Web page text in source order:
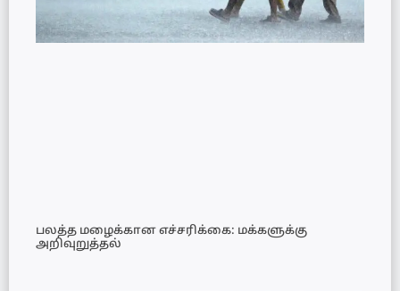
பலத்த மழைக்கான எச்சரிக்கை: மக்களுக்கு
அறிவுறுத்தல்